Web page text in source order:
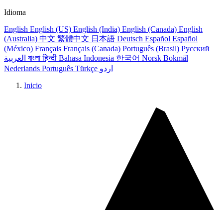
Idioma
English English (US) English (India) English (Canada) English
(Australia) 中文 繁體中文 日本語 Deutsch Español Español
(México) Français Français (Canada) Português (Brasil) Русский
বাংলাहिन्दी Bahasa Indonesia 한국어 Norsk Bokmål
Nederlands Português Türkçe اردو
Inicio